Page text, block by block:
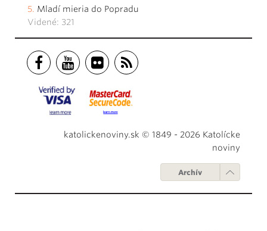
Mladí mieria do Popradu
Videné: 321
katolickenoviny.sk © 1849 - 2026 Katolícke
noviny
Archív